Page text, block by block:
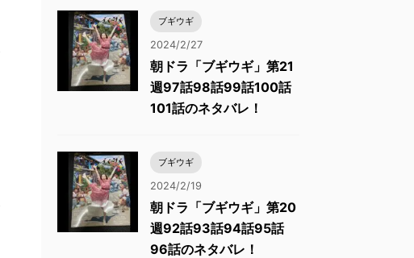
ブギウギ
2024/2/27
朝ドラ「ブギウギ」第21
週97話98話99話100話
101話のネタバレ！
ブギウギ
2024/2/19
朝ドラ「ブギウギ」第20
週92話93話94話95話
96話のネタバレ！